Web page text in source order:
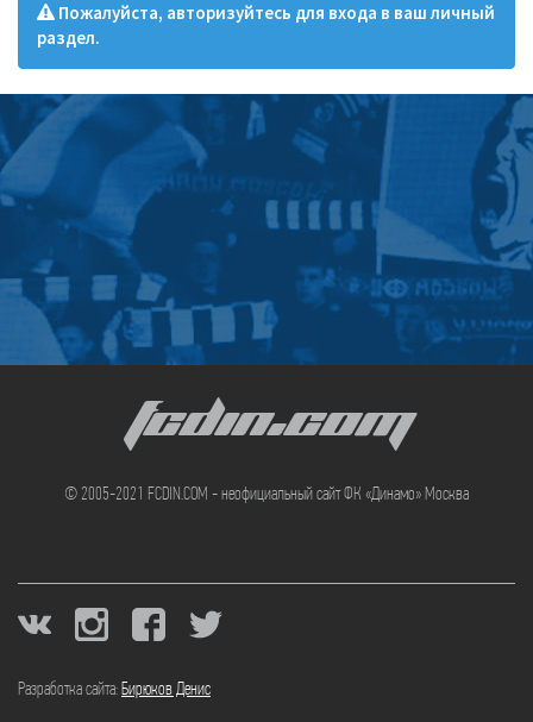
Пожалуйста, авторизуйтесь для входа в ваш личный
раздел.
FCDIN.COM
© 2005-2021 FCDIN.COM - неофициальный сайт ФК «Динамо» Москва
Разработка сайта: Бирюков Денис